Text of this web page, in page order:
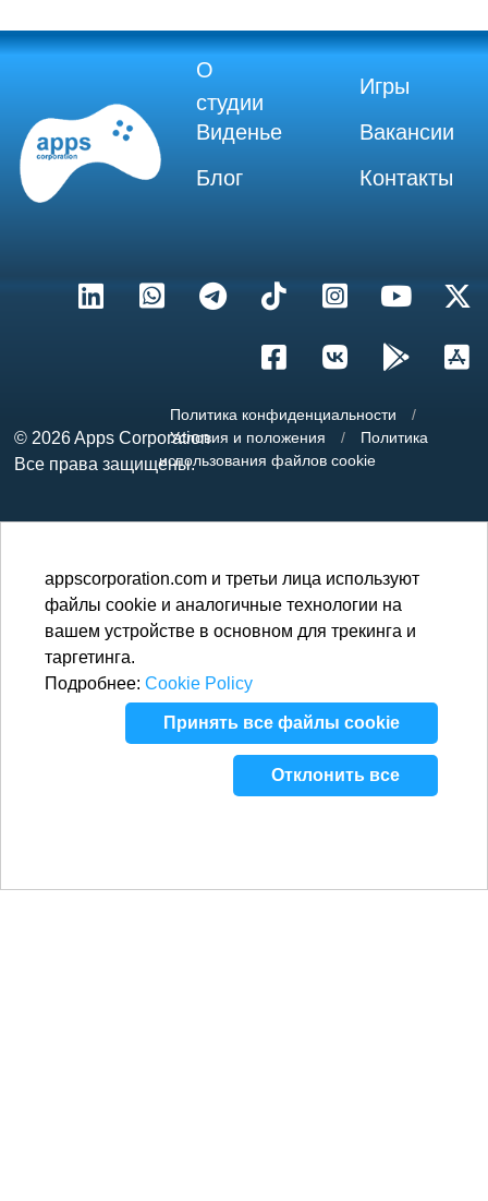
О
студии
Игры
Виденье
Вакансии
Блог
Контакты
© 2026Apps Corporation
Все права защищены.
Политика конфиденциальности
/
Условия и положения
/
Политика
использования файлов cookie
appscorporation.com и третьи лица используют
файлы cookie и аналогичные технологии на
вашем устройстве в основном для трекинга и
таргетинга.
Подробнее: Cookie Policy
Принять все файлы cookie
Отклонить все